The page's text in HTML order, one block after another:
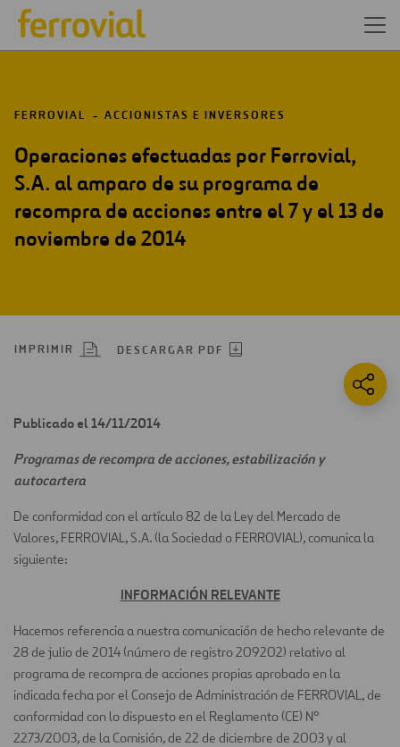
FERROVIAL ACCIONISTAS E INVERSORES
Operaciones efectuadas por Ferrovial,
S.A. al amparo de su programa de
recompra de acciones entre el 7 y el 13 de
noviembre de 2014
IMPRIMIR DESCARGAR PDF
Publicado el 14/11/2014
Programas de recompra de acciones, estabilización y
autocartera
De conformidad con el artículo 82 de la Ley del Mercado de
Valores, FERROVIAL, S.A. (la Sociedad o FERROVIAL), comunica la
siguiente:
INFORMACIÓN RELEVANTE
Hacemos referencia a nuestra comunicación de hecho relevante de
28 de julio de 2014 (número de registro 209202) relativo al
programa de recompra de acciones propias aprobado en la
indicada fecha por el Consejo de Administración de FERROVIAL, de
conformidad con lo dispuesto en el Reglamento (CE) Nº
2273/2003, de la Comisión, de 22 de diciembre de 2003 y al